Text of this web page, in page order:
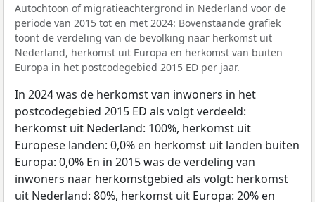
Autochtoon of migratieachtergrond in Nederland voor de
periode van 2015 tot en met 2024: Bovenstaande grafiek
toont de verdeling van de bevolking naar herkomst uit
Nederland, herkomst uit Europa en herkomst van buiten
Europa in het postcodegebied 2015 ED per jaar.
In 2024 was de herkomst van inwoners in het
postcodegebied 2015 ED als volgt verdeeld:
herkomst uit Nederland: 100%, herkomst uit
Europese landen: 0,0% en herkomst uit landen buiten
Europa: 0,0% En in 2015 was de verdeling van
inwoners naar herkomstgebied als volgt: herkomst
uit Nederland: 80%, herkomst uit Europa: 20% en